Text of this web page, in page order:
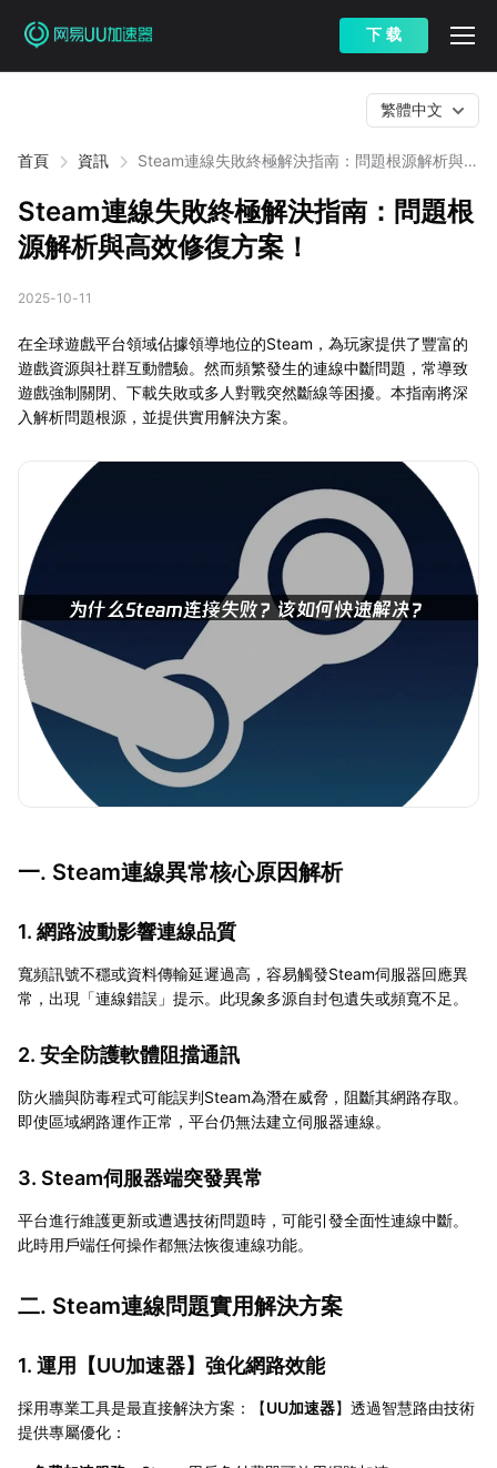
下 载
首頁 資訊
Steam連線失敗終極解決指南：問題根源解析與高
繁體中文
Steam連線失敗終極解決指南：問題根
源解析與高效修復方案！
2025-10-11
在全球遊戲平台領域佔據領導地位的Steam，為玩家提供了豐富的
遊戲資源與社群互動體驗。然而頻繁發生的連線中斷問題，常導致
遊戲強制關閉、下載失敗或多人對戰突然斷線等困擾。本指南將深
入解析問題根源，並提供實用解決方案。
一. Steam連線異常核心原因解析
1. 網路波動影響連線品質
寬頻訊號不穩或資料傳輸延遲過高，容易觸發Steam伺服器回應異
常，出現「連線錯誤」提示。此現象多源自封包遺失或頻寬不足。
2. 安全防護軟體阻擋通訊
防火牆與防毒程式可能誤判Steam為潛在威脅，阻斷其網路存取。
即使區域網路運作正常，平台仍無法建立伺服器連線。
3. Steam伺服器端突發異常
平台進行維護更新或遭遇技術問題時，可能引發全面性連線中斷。
此時用戶端任何操作都無法恢復連線功能。
二. Steam連線問題實用解決方案
1. 運用【UU加速器】強化網路效能
採用專業工具是最直接解決方案：【UU加速器】透過智慧路由技術
提供專屬優化：